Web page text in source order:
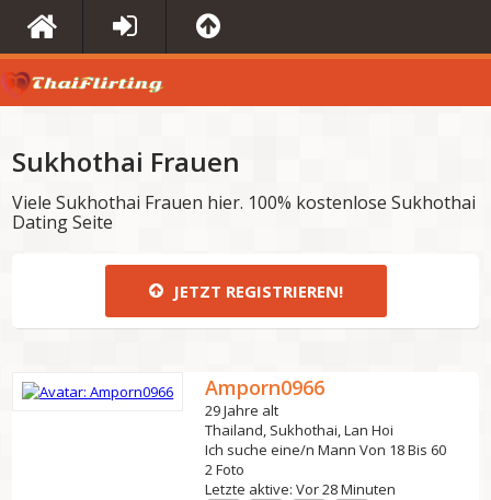
Sukhothai Frauen
Viele Sukhothai Frauen hier. 100% kostenlose Sukhothai
Dating Seite
JETZT REGISTRIEREN!
Amporn0966
29 Jahre alt
Thailand, Sukhothai, Lan Hoi
Ich suche eine/n Mann Von 18 Bis 60
2 Foto
Letzte aktive: Vor 28 Minuten